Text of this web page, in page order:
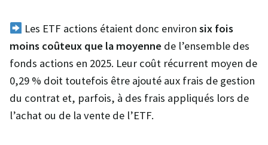
Les ETF actions étaient donc environsix fois
moins coûteux que la moyenne de l’ensemble des
fonds actions en 2025. Leur coût récurrent moyen de
0,29 % doit toutefois être ajouté aux frais de gestion
du contrat et, parfois, à des frais appliqués lors de
l’achat ou de la vente de l’ETF.